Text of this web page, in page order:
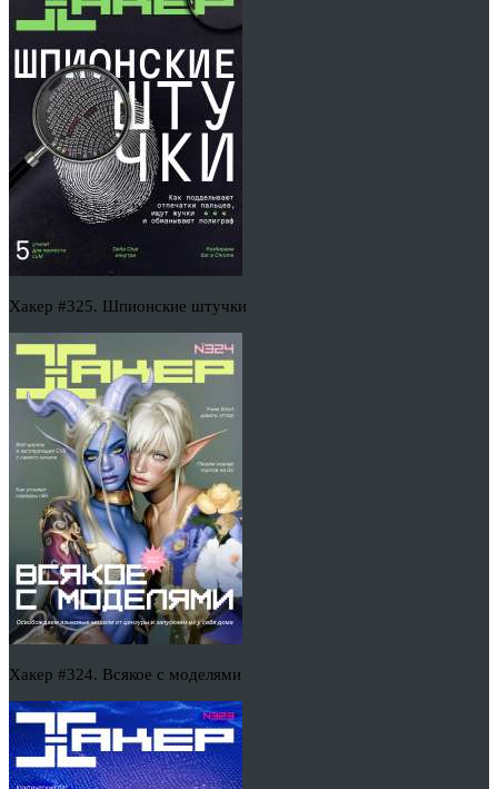
Хакер #325. Шпионские штучки
Хакер #324. Всякое с моделями